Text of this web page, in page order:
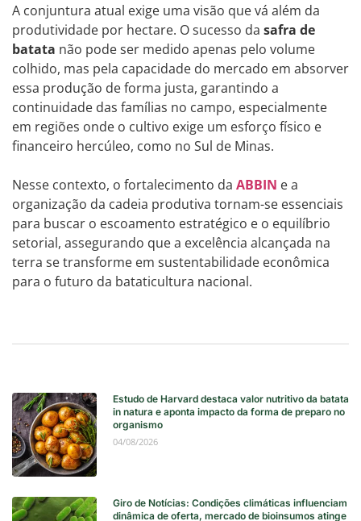
A conjuntura atual exige uma visão que vá além da
produtividade por hectare. O sucesso da safra de
batata não pode ser medido apenas pelo volume
colhido, mas pela capacidade do mercado em absorver
essa produção de forma justa, garantindo a
continuidade das famílias no campo, especialmente
em regiões onde o cultivo exige um esforço físico e
financeiro hercúleo, como no Sul de Minas.
Nesse contexto, o fortalecimento da ABBIN e a
organização da cadeia produtiva tornam-se essenciais
para buscar o escoamento estratégico e o equilíbrio
setorial, assegurando que a excelência alcançada na
terra se transforme em sustentabilidade econômica
para o futuro da bataticultura nacional.
Estudo de Harvard destaca valor nutritivo da batata
in natura e aponta impacto da forma de preparo no
organismo
04/08/2026
Giro de Notícias: Condições climáticas influenciam
dinâmica de oferta, mercado de bioinsumos atinge